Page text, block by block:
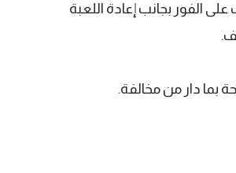
الفور بجانب إعادة اللعبة
بما دار من مخالفة.